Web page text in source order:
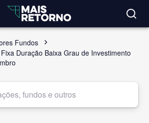
Fundos
Duração Baixa Grau de Investimento